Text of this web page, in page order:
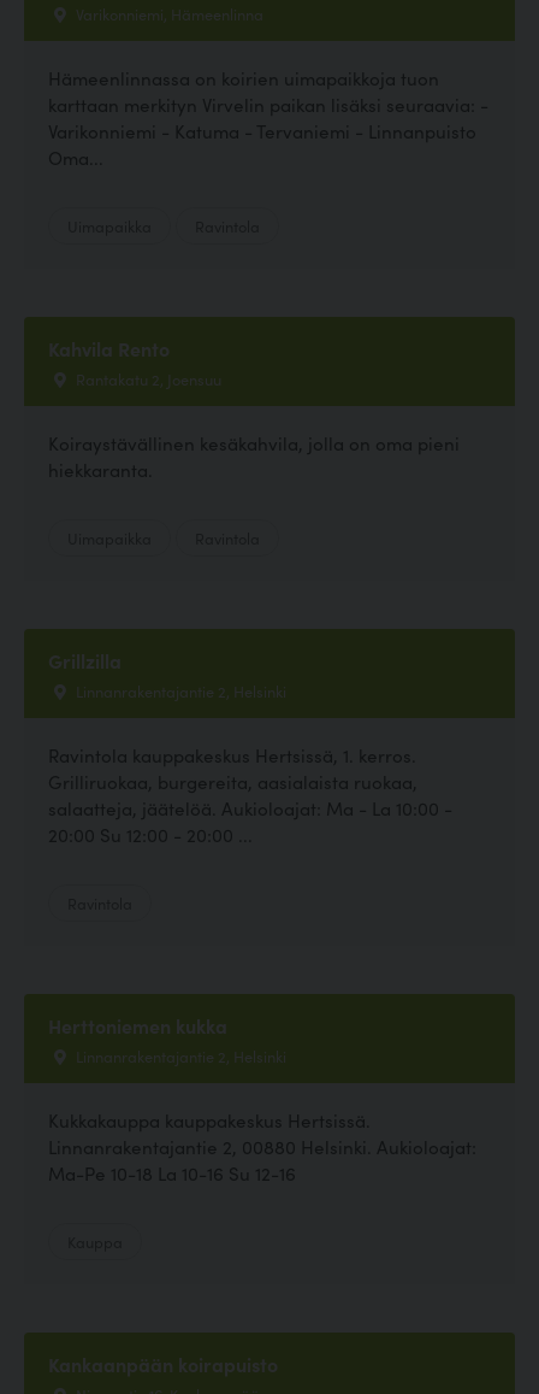
Varikonniemi, Hämeenlinna
Hämeenlinnassa on koirien uimapaikkoja tuon
karttaan merkityn Virvelin paikan lisäksi seuraavia: -
Varikonniemi - Katuma - Tervaniemi - Linnanpuisto
Oma...
Kahvila Rento
Rantakatu 2, Joensuu
Koiraystävällinen kesäkahvila, jolla on oma pieni
hiekkaranta.
Grillzilla
Linnanrakentajantie 2, Helsinki
Ravintola kauppakeskus Hertsissä, 1. kerros.
Grilliruokaa, burgereita, aasialaista ruokaa,
salaatteja, jäätelöä. Aukioloajat: Ma - La 10:00 -
20:00 Su 12:00 - 20:00 ...
Herttoniemen kukka
Linnanrakentajantie 2, Helsinki
Kukkakauppa kauppakeskus Hertsissä.
Linnanrakentajantie 2, 00880 Helsinki. Aukioloajat:
Ma-Pe 10-18 La 10-16 Su 12-16
Kankaanpään koirapuisto